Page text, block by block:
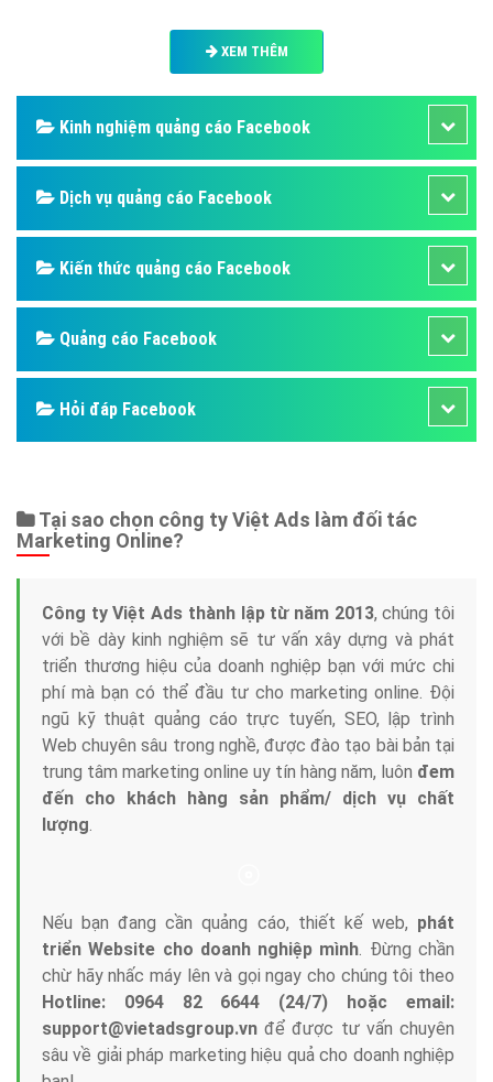
XEM THÊM
Kinh nghiệm quảng cáo Facebook
Dịch vụ quảng cáo Facebook
Kiến thức quảng cáo Facebook
Quảng cáo Facebook
Hỏi đáp Facebook
Tại sao chọn công ty Việt Ads làm đối tác
Marketing Online?
Công ty Việt Ads thành lập từ năm 2013, chúng tôi
với bề dày kinh nghiệm sẽ tư vấn xây dựng và phát
triển thương hiệu của doanh nghiệp bạn với mức chi
phí mà bạn có thể đầu tư cho marketing online. Đội
ngũ kỹ thuật quảng cáo trực tuyến, SEO, lập trình
Web chuyên sâu trong nghề, được đào tạo bài bản tại
trung tâm marketing online uy tín hàng năm, luôn đem
đến cho khách hàng sản phẩm/ dịch vụ chất
lượng.